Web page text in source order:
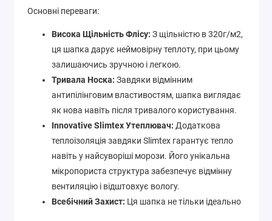
Основні переваги:
Висока Щільність Флісу: З щільністю в 320г/м2,
ця шапка дарує неймовірну теплоту, при цьому
залишаючись зручною і легкою.
Тривала Носка: Завдяки відмінним
антипілінговим властивостям, шапка виглядає
як нова навіть після тривалого користування.
Innovative Slimtex Утеплювач: Додаткова
теплоізоляція завдяки Slimtex гарантує тепло
навіть у найсуворіші морози. Його унікальна
мікропориста структура забезпечує відмінну
вентиляцію і відштовхує вологу.
Всебічний Захист: Ця шапка не тільки ідеально